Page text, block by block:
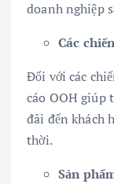
doanh nghiệp
Các
Đối với các
cáo OOH giúp
đãi đến khách
thời.
Sản